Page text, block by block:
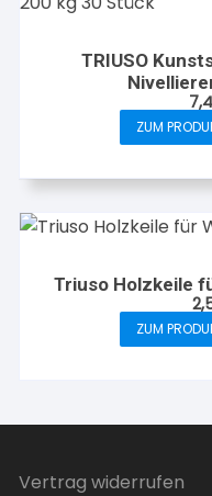
TRIUSO
ZUM
Triuso Holzkeile
ZUM
Vertrag widerrufen